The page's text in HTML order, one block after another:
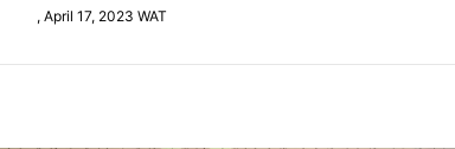
, April 17, 2023 WAT